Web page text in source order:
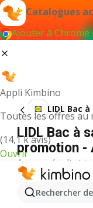
Catalogues
Ajouter à Chrome
Appli Kimbino
Toutes les offres au
(14,1 k avis)
Ouvrir
Rechercher
LIDL Bac
LIDL Bac à
promotion -
Aucun résultat
D’autres
LIDL